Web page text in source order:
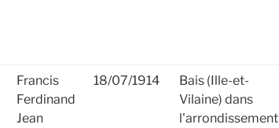
Francis
Ferdinand
Jean
18/07/1914
Bais (Ille-et-
Vilaine) dans
l'arrondissement